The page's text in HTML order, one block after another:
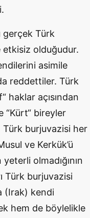
gerçek Türk
etkisiz olduğudur.
asimile
reddettiler. Türk
haklar açısından
“Kürt“ bireyler
burjuvazisi her
ve Kerkük’ü
olmadığının
Türk burjuvazisi
(Irak) kendi
hem de böylelikle